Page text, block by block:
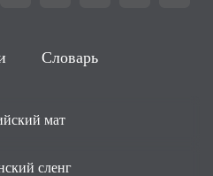
Словарь
мат
сленг